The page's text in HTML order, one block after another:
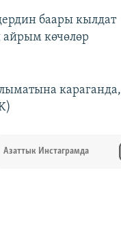
баары кылдат
айрым көчөлөр
караганда,
Азаттык Инстаграмда